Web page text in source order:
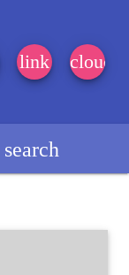
link cloud
search